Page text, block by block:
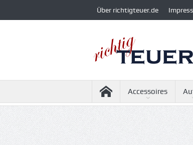
Über richtigteuer.de
Accessoires